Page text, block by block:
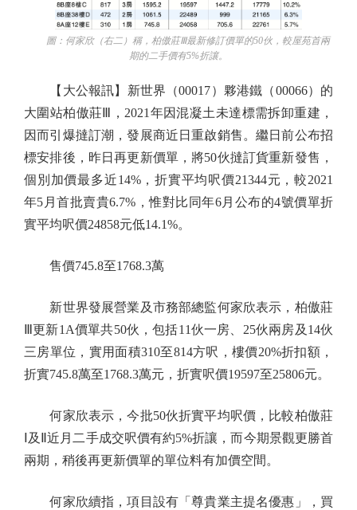
圖：何家欣（右二）稱，柏傲莊Ⅲ最新修訂價單的50伙，較屋苑首兩
期的二手價有5%折讓。
【大公報訊】新世界（00017）夥港鐵（00066）的
大圍站柏傲莊Ⅲ，2021年因混凝土未達標需拆卸重建，
因而引爆撻訂潮，發展商近日重啟銷售。繼日前公布招
標安排後，昨日再更新價單，將50伙撻訂貨重新發售，
個別加價最多近14%，折實平均呎價21344元，較2021
年5月首批賣貴6.7%，惟對比同年6月公布的4號價單折
實平均呎價24858元低14.1%。
售價745.8至1768.3萬
新世界發展營業及市務部總監何家欣表示，柏傲莊
Ⅲ更新1A價單共50伙，包括11伙一房、25伙兩房及14伙
三房單位，實用面積310至814方呎，樓價20%折扣額，
折實745.8萬至1768.3萬元，折實呎價19597至25806元。
何家欣表示，今批50伙折實平均呎價，比較柏傲莊
Ⅰ及Ⅱ近月二手成交呎價有約5%折讓，而今期景觀更勝首
兩期，稍後再更新價單的單位料有加價空間。
何家欣續指，項目設有「尊貴業主提名優惠」，買